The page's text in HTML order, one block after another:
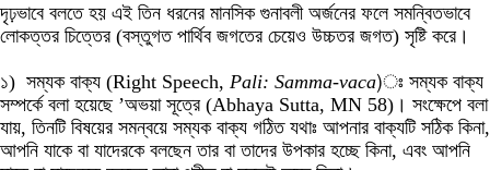
দৃঢ়ভাবে বলতে হয় এই তিন ধরনের মানসিক গুনাবলী অর্জনের ফলে সমন্বিতভাবে
লোকত্তর চিত্তের (বস্তুগত পার্থিব জগতের চেয়েও উচ্চতর জগত) সৃষ্টি করে।
১) সম্যক বাক্য (Right Speech, Pali: Samma-vaca)ঃ সম্যক বাক্য
সম্পর্কে বলা হয়েছে ’অভয়া সূত্রে (Abhaya Sutta, MN 58)। সংক্ষেপে বলা
যায়, তিনটি বিষয়ের সমন্বয়ে সম্যক বাক্য গঠিত যথাঃ আপনার বাক্যটি সঠিক কিনা,
আপনি যাকে বা যাদেরকে বলছেন তার বা তাদের উপকার হচ্ছে কিনা, এবং আপনি